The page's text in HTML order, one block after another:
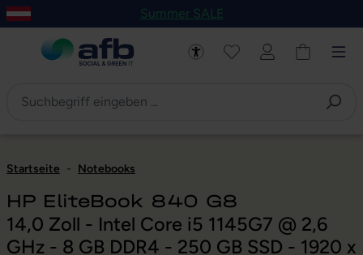
Hauptinhalt springen
Zur Navigation der B2B-Plattform springen
Summer SALE
Startseite - Notebooks
HP EliteBook 840 G8
14,0 Zoll - Intel Core i5 1145G7 @ 2,6
GHz - 8 GB DDR4 - 250 GB SSD - 1920 x